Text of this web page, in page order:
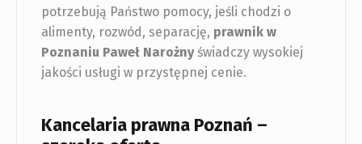
potrzebują Państwo pomocy, jeśli chodzi o
alimenty, rozwód, separację, prawnik w
Poznaniu Paweł Narożnyświadczy wysokiej
jakości usługi w przystępnej cenie.
Kancelaria prawna Poznań –